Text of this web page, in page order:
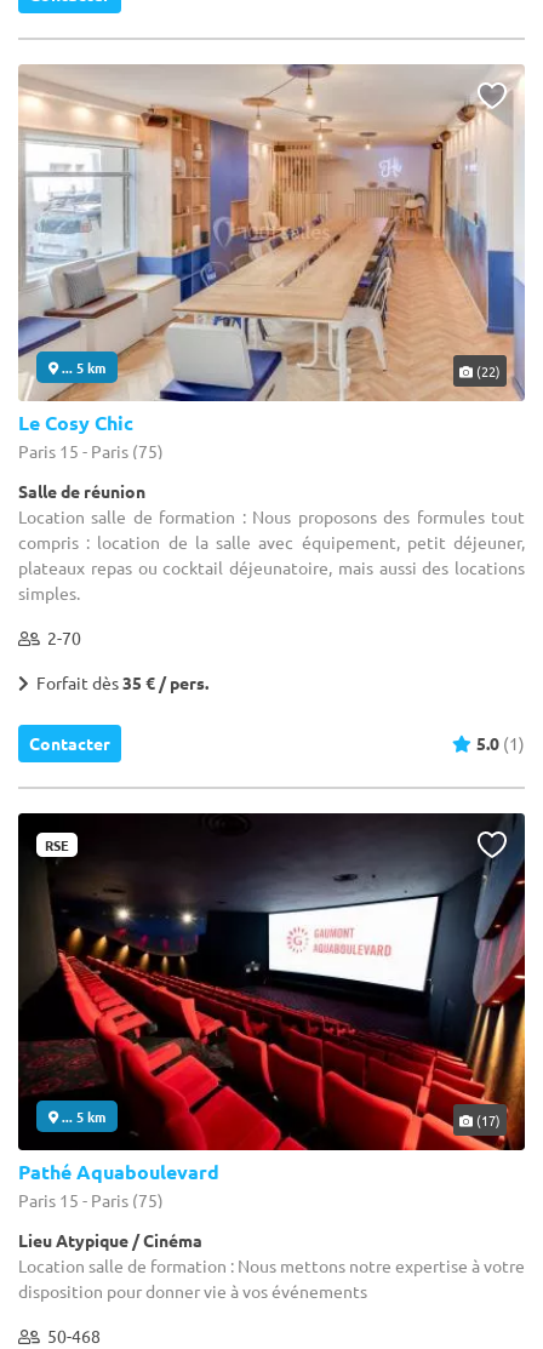
... 5 km (22)
Le Cosy Chic
Paris 15 - Paris (75)
Salle de réunion
Location salle de formation : Nous proposons des formules tout
compris : location de la salle avec équipement, petit déjeuner,
plateaux repas ou cocktail déjeunatoire, mais aussi des locations
simples.
2-70
Forfait dès35 € / pers.
Contacter 5.0 (1)
RSE
... 5 km (17)
Pathé Aquaboulevard
Paris 15 - Paris (75)
Lieu Atypique / Cinéma
Location salle de formation : Nous mettons notre expertise à votre
disposition pour donner vie à vos événements
50-468